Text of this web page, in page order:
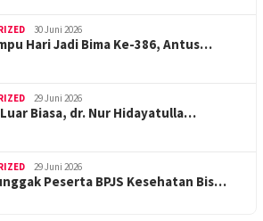
30 Juni 2026
Hari Jadi Bima Ke-386, Antus…
29 Juni 2026
Biasa, dr. Nur Hidayatulla…
29 Juni 2026
Peserta BPJS Kesehatan Bis…